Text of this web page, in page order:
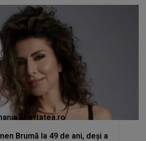
Brumă la 49 de ani, deși a